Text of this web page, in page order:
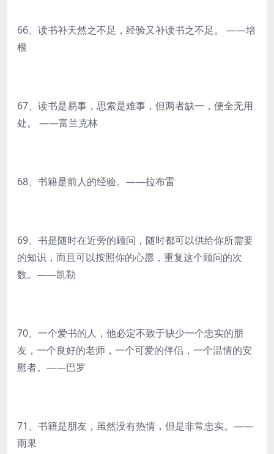
66、读书补天然之不足，经验又补读书之不足。 ——培
根
67、读书是易事，思索是难事，但两者缺一，便全无用
处。 ——富兰克林
68、书籍是前人的经验。——拉布雷
69、书是随时在近旁的顾问，随时都可以供给你所需要
的知识，而且可以按照你的心愿，重复这个顾问的次
数。——凯勒
70、一个爱书的人，他必定不致于缺少一个忠实的朋
友，一个良好的老师，一个可爱的伴侣，一个温情的安
慰者。——巴罗
71、书籍是朋友，虽然没有热情，但是非常忠实。——
雨果